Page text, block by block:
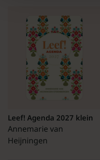
Leef! Agenda 2027 klein
Annemarie van
Heijningen